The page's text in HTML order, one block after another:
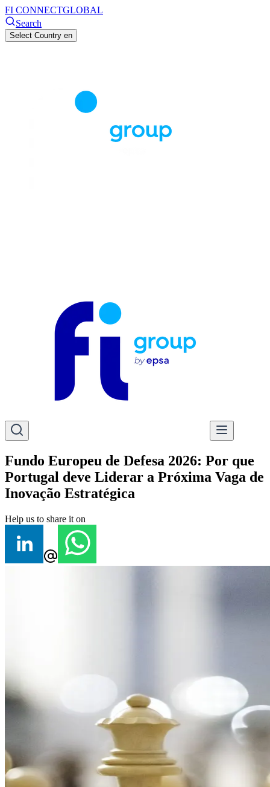
FI CONNECTGLOBAL
Search
Select Country en
Fundo Europeu de Defesa 2026: Por que
Portugal deve Liderar a Próxima Vaga de
Inovação Estratégica
Help us to share it on